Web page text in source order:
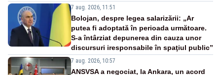
7 aug. 2026, 11:51
Bolojan, despre legea salarizării: „Ar
putea fi adoptată în perioada următoare.
S-a întârziat depunerea din cauza unor
discursuri iresponsabile în spaţiul public”
7 aug. 2026, 10:57
ANSVSA a negociat, la Ankara, un acord